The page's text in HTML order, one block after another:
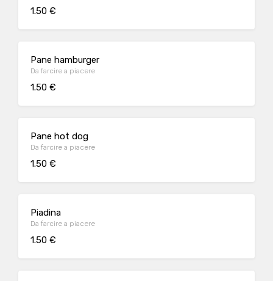
1.50 €
Pane hamburger
Da farcire a piacere
1.50 €
Pane hot dog
Da farcire a piacere
1.50 €
Piadina
Da farcire a piacere
1.50 €